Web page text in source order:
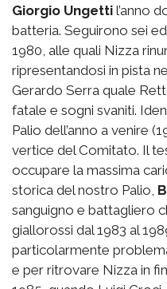
Giorgio Ungetti l’anno
batteria. Seguirono sei
1980, alle quali Nizza
ripresentandosi in pista
Gerardo Serra quale
fatale e sogni svaniti.
Palio dell’anno a venire
vertice del Comitato. Il
occupare la massima
storica del nostro Palio,
sanguigno e battagliero
giallorossi dal 1983 al
particolarmente
e per ritrovare Nizza in